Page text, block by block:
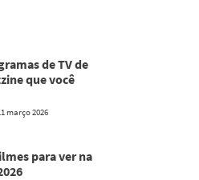
de TV de
que você
março 2026
para ver na